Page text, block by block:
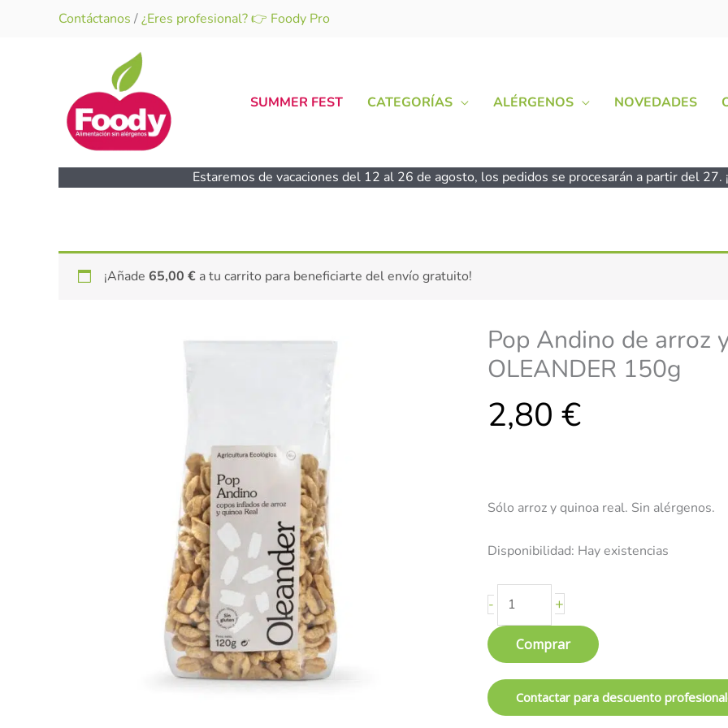
Contáctanos /¿Eres profesional? 👉 Foody Pro
SUMMER FEST CATEGORÍAS ALÉRGENOS NOVEDADES
Estaremos de vacaciones del 12 al 26 de agosto, los pedidos se procesarán a partir del 27.
¡Añade 65,00 € a tu carrito para beneficiarte del envío gratuito!
Pop Andino de arroz
OLEANDER 150g
2,80 €
Sólo arroz y quinoa real. Sin alérgenos.
Disponibilidad: Hay existencias
-
y
quinoa
Real
-
sin
150g
+
Comprar
Contactar para descuento